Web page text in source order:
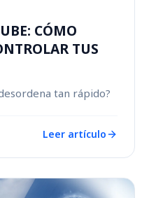
CÓMO
TUS
tan rápido?
Leer artículo